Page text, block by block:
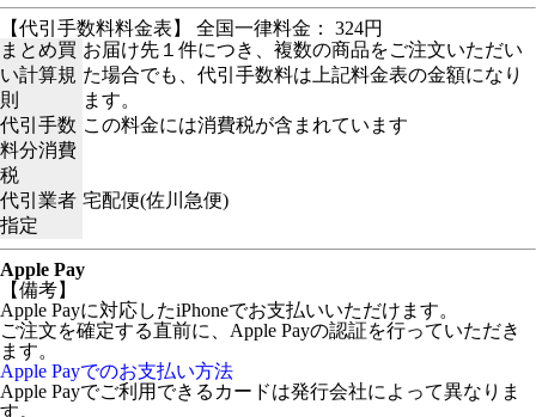
【代引手数料料金表】 全国一律料金： 324円
まとめ買
い計算規
則
お届け先１件につき、複数の商品をご注文いただい
た場合でも、代引手数料は上記料金表の金額になり
ます。
代引手数
料分消費
税
この料金には消費税が含まれています
代引業者
指定
宅配便(佐川急便)
Apple Pay
【備考】
Apple Payに対応したiPhoneでお支払いいただけます。
ご注文を確定する直前に、Apple Payの認証を行っていただき
ます。
Apple Payでのお支払い方法
Apple Payでご利用できるカードは発行会社によって異なりま
す。